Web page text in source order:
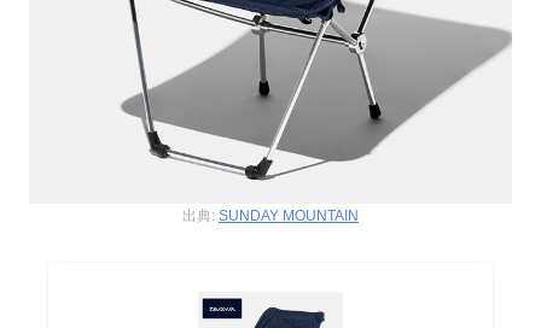
出典: SUNDAY MOUNTAIN